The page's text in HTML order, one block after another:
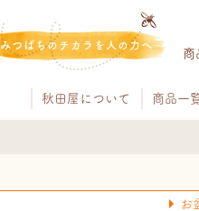
みつばちのチカラを人の力へ
商
秋田屋について 商品一
お